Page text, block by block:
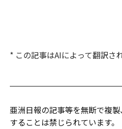
* この記事はAIによって翻訳さ
亜洲日報の記事等を無断で複
することは禁じられています。